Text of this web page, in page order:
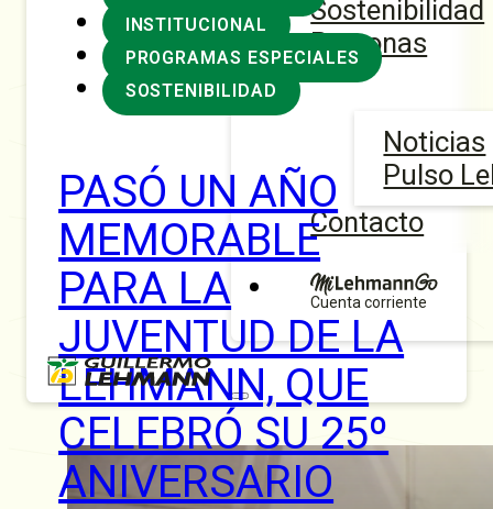
Sostenibilidad
Personas
Noticias
Pulso
Contacto
Cuenta corriente
INSTITUCIONAL
PROGRAMAS ESPECIALES
SOSTENIBILIDAD
PASÓ UN AÑO
MEMORABLE
PARA LA
JUVENTUD DE LA
LEHMANN, QUE
CELEBRÓ SU 25º
ANIVERSARIO